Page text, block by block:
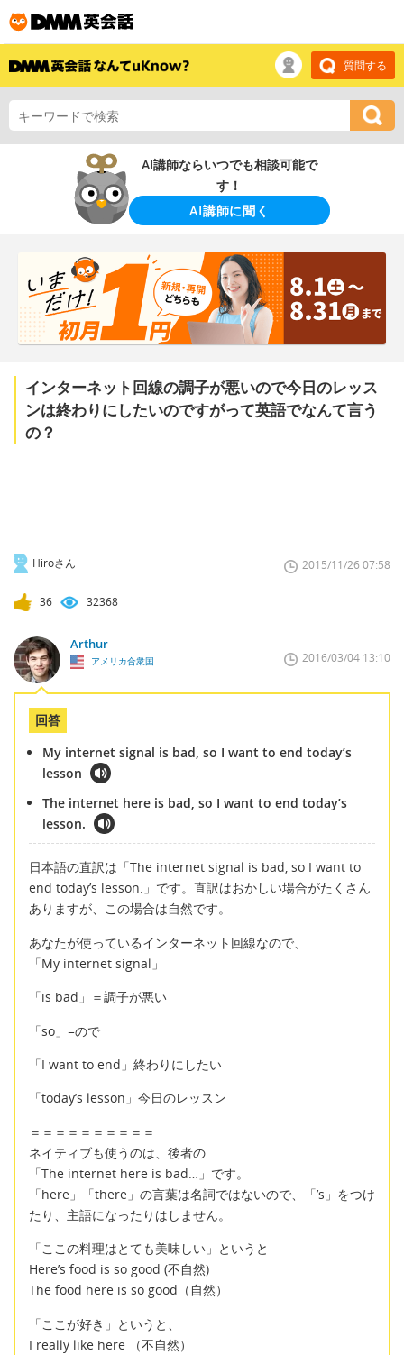
質問する
AI講師ならいつでも相談可能で
す！
AI講師に聞く
インターネット回線の調子が悪いので今日のレッス
ンは終わりにしたいのですがって英語でなんて言う
の？
Hiroさん 2015/11/26 07:58
36 32368
Arthur
アメリカ合衆国 2016/03/04 13:10
回答
My internet signal is bad, so I want to end today’s
lesson
The internet here is bad, so I want to end today’s
lesson.
日本語の直訳は「The internet signal is bad, so I want to
end today’s lesson.」です。直訳はおかしい場合がたくさん
ありますが、この場合は自然です。
あなたが使っているインターネット回線なので、
「My internet signal」
「is bad」＝調子が悪い
「so」=ので
「I want to end」終わりにしたい
「today’s lesson」今日のレッスン
＝＝＝＝＝＝＝＝＝＝
ネイティブも使うのは、後者の
「The internet here is bad…」です。
「here」「there」の言葉は名詞ではないので、「’s」をつけ
たり、主語になったりはしません。
「ここの料理はとても美味しい」というと
Here’s food is so good (不自然)
The food here is so good（自然）
「ここが好き」というと、
I really like here （不自然）